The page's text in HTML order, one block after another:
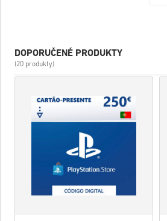
DOPORUČENÉ PRODUKTY
(20 produkty)